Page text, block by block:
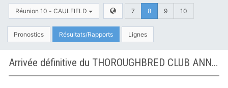
Réunion 10 - CAULFIELD 7 8 9 10
Pronostics Résultats/Rapports Lignes
Arrivée définitive du THOROUGHBRED CLUB ANNIVERSARY VASE à CAULFIELD